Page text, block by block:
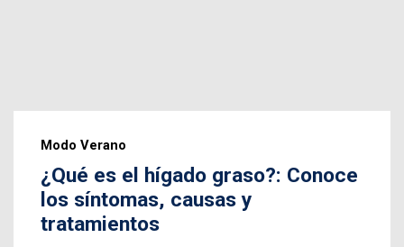
Modo Verano
¿Qué es el hígado graso?: Conoce
los síntomas, causas y
tratamientos